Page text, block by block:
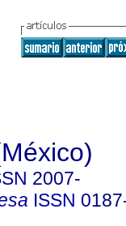
2007-
ISSN